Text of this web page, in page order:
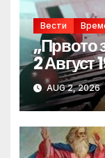
Вести
„Првото
2 Август
AUG 2, 2026